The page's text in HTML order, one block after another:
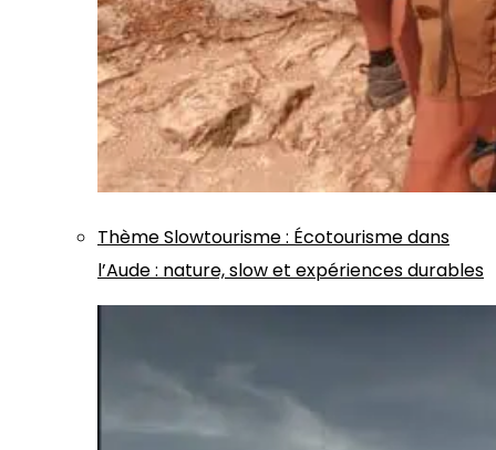
ThèmeSlowtourisme: Écotourisme dans
l’Aude : nature, slow et expériences durables